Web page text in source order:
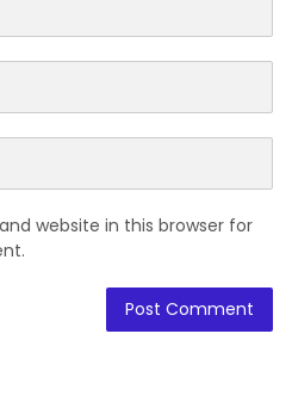
website in this browser for